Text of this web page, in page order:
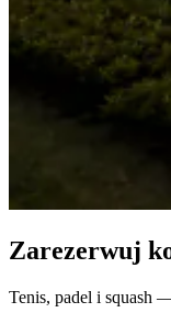
Zarezerwuj
Tenis, padel i squash